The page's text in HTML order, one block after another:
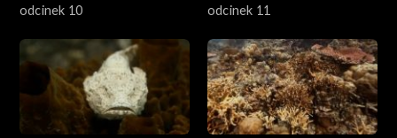
odcinek 10
odcinek 11